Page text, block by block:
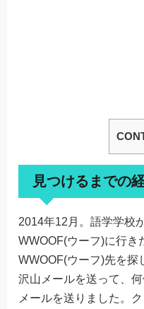
見つけるまでの
2014年12月。語学学校
WWOOF(ウーフ)に行き
WWOOF(ウーフ)先を探
沢山メールを送って、
メールを送りました。